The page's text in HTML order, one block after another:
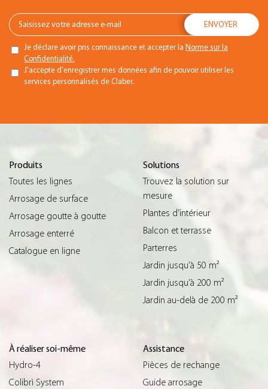
Je déclare avoir pris connaissance et accepter la Norme sur la
Confidentialité.
J'accepte d'enregistrer mes données afin de pouvoir utiliser les
services personnalisés de Claber.
Produits
Toutes les lignes
Arrosage de surface
Arrosage goutte à goutte
Arrosage enterré
Catalogue en ligne
Solutions
Trouvez la solution sur
mesure
Plantes d’intérieur
Balcon et terrasse
Parterres
Jardin jusqu’à 50 m²
Jardin jusqu’à 200 m²
Jardin au-delà de 200 m²
À réaliser soi-même
Hydro-4
Colibrì System
Assistance
Pièces de rechange
Guide arrosage